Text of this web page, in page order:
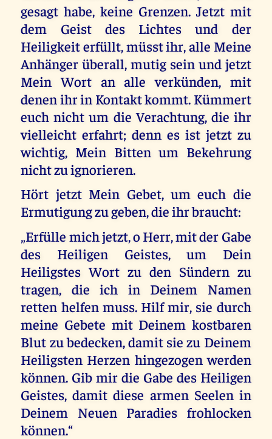
gesagt habe, keine Grenzen. Jetzt mit
dem Geist des Lichtes und der
Heiligkeit erfüllt, müsst ihr, alle Meine
Anhänger überall, mutig sein und jetzt
Mein Wort an alle verkünden, mit
denen ihr in Kontakt kommt. Kümmert
euch nicht um die Verachtung, die ihr
vielleicht erfahrt; denn es ist jetzt zu
wichtig, Mein Bitten um Bekehrung
nicht zu ignorieren.
Hört jetzt Mein Gebet, um euch die
Ermutigung zu geben, die ihr braucht:
„Erfülle mich jetzt, o Herr, mit der Gabe
des Heiligen Geistes, um Dein
Heiligstes Wort zu den Sündern zu
tragen, die ich in Deinem Namen
retten helfen muss. Hilf mir, sie durch
meine Gebete mit Deinem kostbaren
Blut zu bedecken, damit sie zu Deinem
Heiligsten Herzen hingezogen werden
können. Gib mir die Gabe des Heiligen
Geistes, damit diese armen Seelen in
Deinem Neuen Paradies frohlocken
können.“